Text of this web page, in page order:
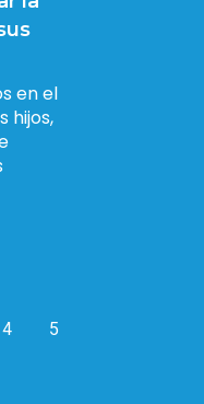
en el
hijos,
4 5